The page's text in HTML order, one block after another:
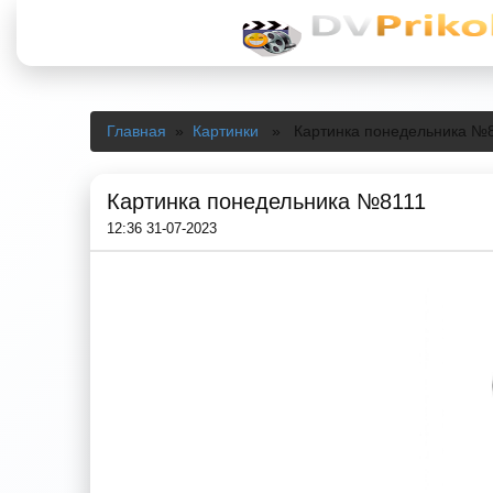
Главная » Картинки » Картинка понедельника
Картинка понедельника №8111
12:36 31-07-2023